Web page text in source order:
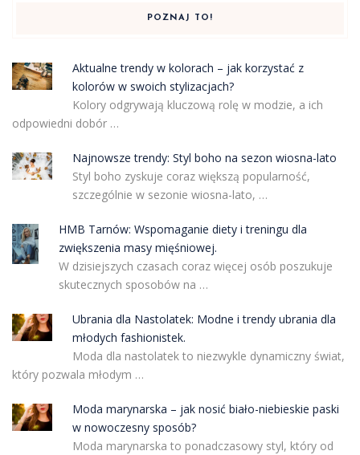
POZNAJ TO!
Aktualne trendy w kolorach – jak korzystać z
kolorów w swoich stylizacjach?
Kolory odgrywają kluczową rolę w modzie, a ich
odpowiedni dobór …
Najnowsze trendy: Styl boho na sezon wiosna-lato
Styl boho zyskuje coraz większą popularność,
szczególnie w sezonie wiosna-lato, …
HMB Tarnów: Wspomaganie diety i treningu dla
zwiększenia masy mięśniowej.
W dzisiejszych czasach coraz więcej osób poszukuje
skutecznych sposobów na …
Ubrania dla Nastolatek: Modne i trendy ubrania dla
młodych fashionistek.
Moda dla nastolatek to niezwykle dynamiczny świat,
który pozwala młodym …
Moda marynarska – jak nosić biało-niebieskie paski
w nowoczesny sposób?
Moda marynarska to ponadczasowy styl, który od